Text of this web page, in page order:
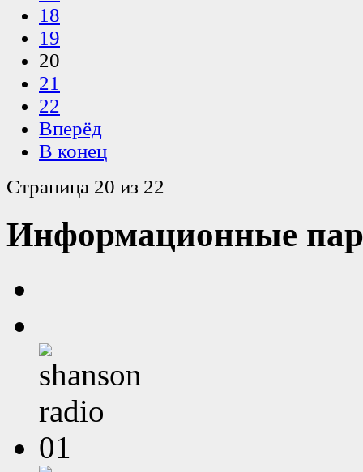
18
19
20
21
22
Вперёд
В конец
Страница 20 из 22
Информационные